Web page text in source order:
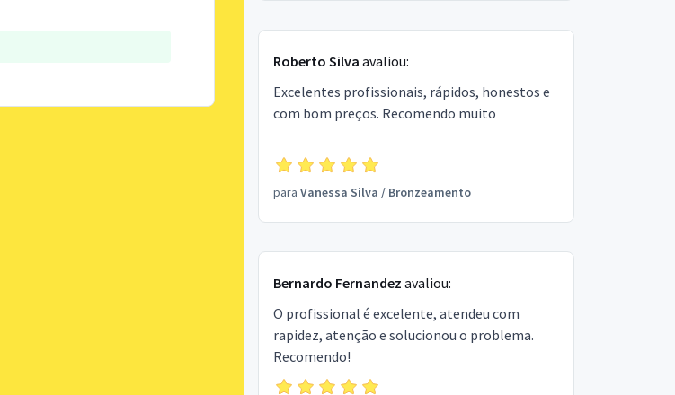
Roberto Silva avaliou:
Excelentes profissionais, rápidos, honestos e
com bom preços. Recomendo muito
para Vanessa Silva / Bronzeamento
Bernardo Fernandez avaliou:
O profissional é excelente, atendeu com
rapidez, atenção e solucionou o problema.
Recomendo!